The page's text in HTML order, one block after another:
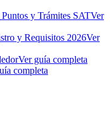
y Trámites SATVer
y Requisitos 2026Ver
Ver guía completa
completa